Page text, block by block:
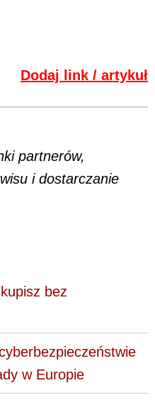
Dodaj link / artykuł
partnerów,
i dostarczanie
bez
w Europie